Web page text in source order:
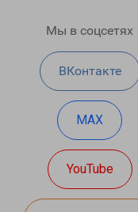
Мы в соцсетях
ВКонтакте
MAX
YouTube